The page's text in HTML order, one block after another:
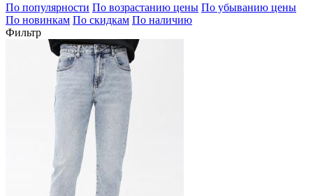
По популярности По возрастанию цены По убыванию цены
По новинкам По скидкам По наличию
Фильтр